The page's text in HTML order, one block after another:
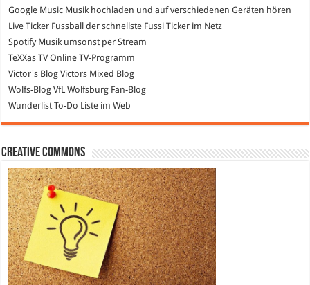
Google Music Musik hochladen und auf verschiedenen Geräten hören
Live Ticker Fussball der schnellste Fussi Ticker im Netz
SpotifyMusik umsonst per Stream
TeXXas TVOnline TV-Programm
Victor's Blog Victors Mixed Blog
Wolfs-Blog VfL Wolfsburg Fan-Blog
Wunderlist To-Do Liste im Web
Creative Commons